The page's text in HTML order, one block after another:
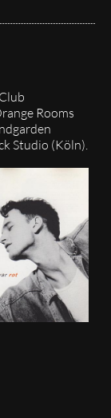
Rooms
Studio (Köln).